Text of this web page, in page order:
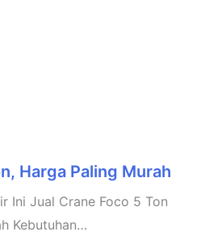
Harga Paling Murah
Ini Jual Crane Foco 5 Ton
Kebutuhan…